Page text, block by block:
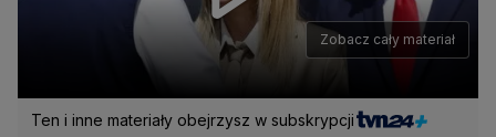
Zobacz cały materiał
Ten i inne materiały obejrzysz w subskrypcji